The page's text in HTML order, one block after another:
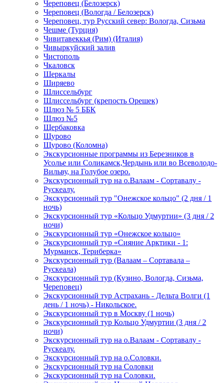
Череповец (Белозерск)
Череповец (Вологда / Белозерск)
Череповец, тур Русский север: Вологда, Сизьма
Чешме (Турция)
Чивитавеккья (Рим) (Италия)
Чивыркуйский залив
Чистополь
Чкаловск
Шеркалы
Ширяево
Шлиссельбург
Шлиссельбург (крепость Орешек)
Шлюз № 5 ББК
Шлюз №5
Щербаковка
Щурово
Щурово (Коломна)
Экскурсионные программы из Березников в
Усолье или Соликамск,Чердынь или во Всеволодо-
Вильву, на Голубое озеро.
Экскурсионный тур на о.Валаам - Сортавалу -
Рускеалу.
Экскурсионный тур "Онежское кольцо" (2 дня / 1
ночь)
Экскурсионный тур «Кольцо Удмуртии» (3 дня / 2
ночи)
Экскурсионный тур «Онежское кольцо»
Экскурсионный тур «Сияние Арктики - 1:
Мурманск, Териберка»
Экскурсионный тур (Валаам – Сортавала –
Рускеала)
Экскурсионный тур (Кузино, Вологда, Сизьма,
Череповец)
Экскурсионный тур Астрахань - Дельта Волги (1
день / 1 ночь) - Никольское.
Экскурсионный тур в Москву (1 ночь)
Экскурсионный тур Кольцо Удмуртии (3 дня / 2
ночи)
Экскурсионный тур на о.Валаам - Сортавалу -
Рускеалу.
Экскурсионный тур на о.Соловки.
Экскурсионный тур на Соловки
Экскурсионный тур на Соловки.